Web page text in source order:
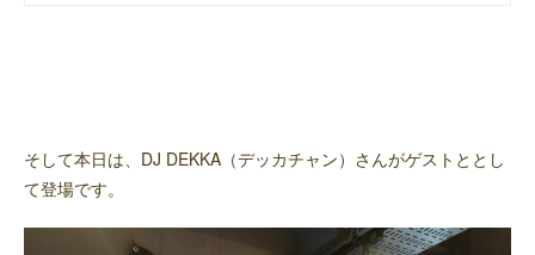
そして本日は、DJ DEKKA（デッカチャン）さんがゲストととし
て登場です。